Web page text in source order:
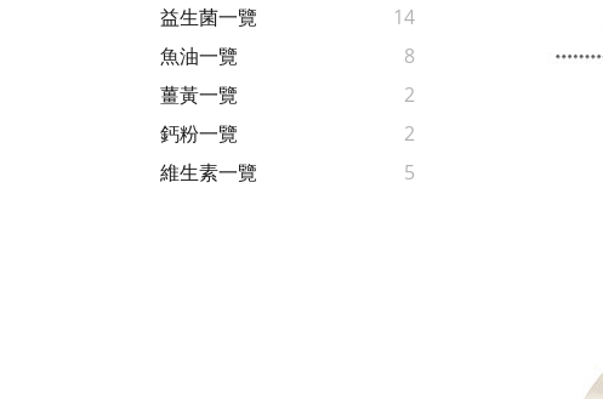
益生菌一覽
14
魚油一覽
8
薑黃一覽
2
鈣粉一覽
2
維生素一覽
5